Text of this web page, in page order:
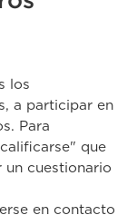
los
a participar en
Para
que
un cuestionario
en contacto